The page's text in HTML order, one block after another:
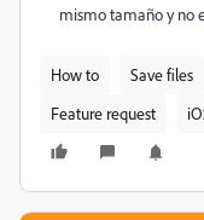
mismo tamaño y no
How to Save files
Feature request